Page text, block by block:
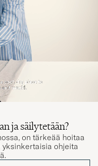
ja säilytetään?
on tärkeää hoitaa
yksinkertaisia ohjeita